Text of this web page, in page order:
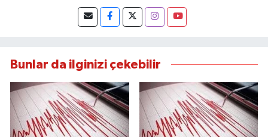
Bunlar da ilginizi çekebilir